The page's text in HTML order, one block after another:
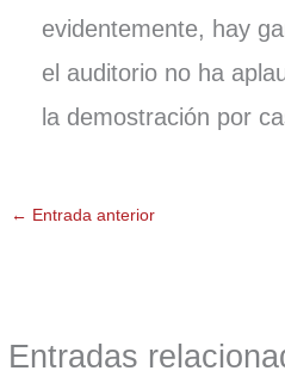
evidentemente, hay
el auditorio no ha
la demostración por
← Entrada anterior
Entradas